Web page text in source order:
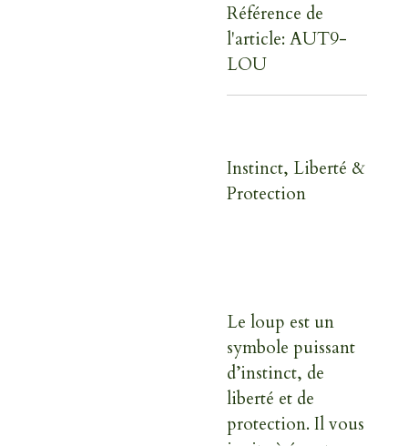
Référence de
l'article:AUT9-
LOU
Instinct, Liberté &
Protection
Le loup est un
symbole puissant
d’instinct, de
liberté et de
protection. Il vous